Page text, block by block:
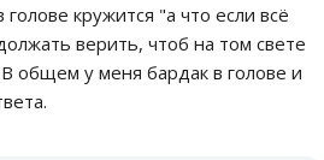
кружится "а что если всё
верить, чтоб на том свете
общем у меня бардак в голове и